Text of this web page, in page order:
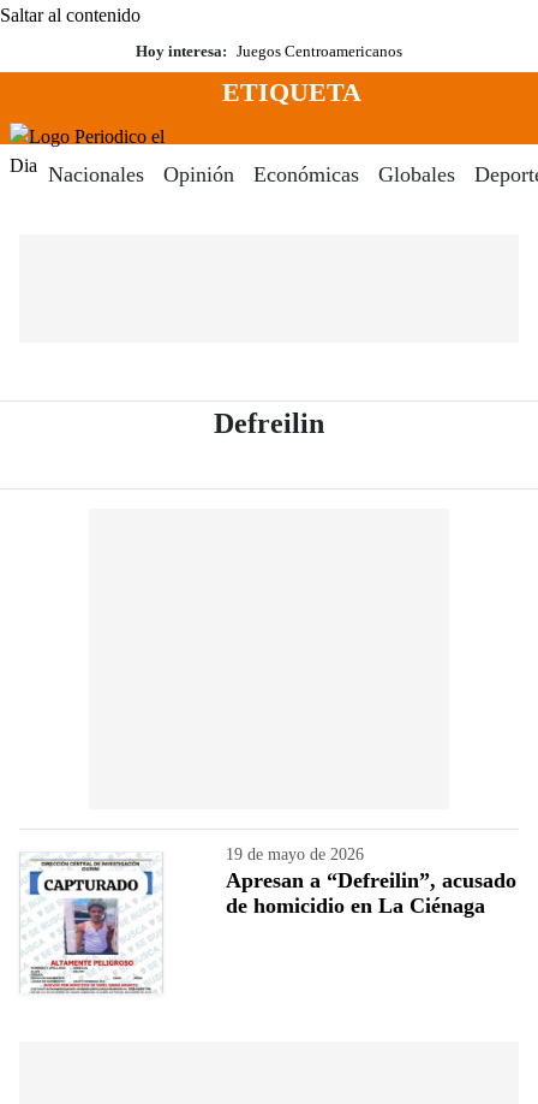
Saltar al contenido
Hoy interesa: Juegos Centroamericanos
Menú
ETIQUETA
Nacionales Opinión Económicas Globales
Defreilin
19 de mayo de 2026
Apresan a “Defreilin”, acusado
de homicidio en La Ciénaga